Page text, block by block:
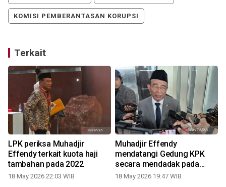
KOMISI PEMBERANTASAN KORUPSI
Terkait
LPK periksa Muhadjir
Effendy terkait kuota haji
tambahan pada 2022
18 May 2026 22:03 WIB
Muhadjir Effendy
mendatangi Gedung KPK
secara mendadak pada
Senin sore
18 May 2026 19:47 WIB